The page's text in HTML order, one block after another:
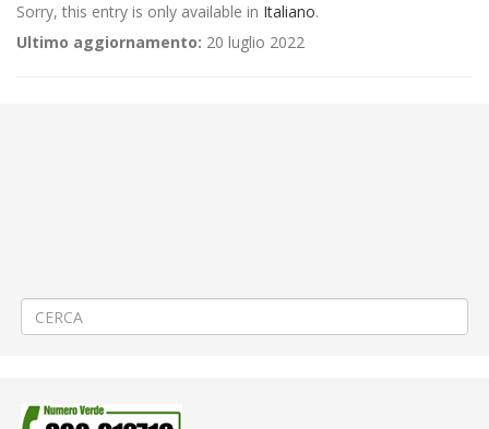
Sorry, this entry is only available in Italiano.
Ultimo aggiornamento: 20 luglio 2022